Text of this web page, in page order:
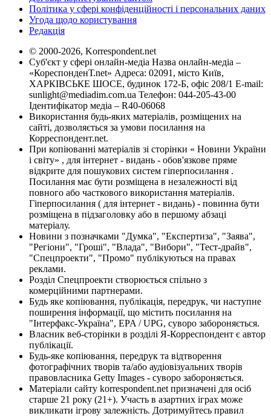
Політика у сфері конфіденційності і персональних даних
Угода щодо користування
Редакція
© 2000-2026, Korrespondent.net
Суб'єкт у сфері онлайн-медіа Назва онлайн-медіа –
«КореспонденТ.net» Адреса: 02091, місто Київ,
ХАРКІВСЬКЕ ШОСЕ, будинок 172-Б, офіс 208/1 E-mail:
sunlight@mediadim.com.ua Телефон: 044-205-43-00
Ідентифікатор медіа – R40-06068
Використання будь-яких матеріалів, розміщених на
сайті, дозволяється за умови посилання на
Корреспондент.net.
При копіюванні матеріалів зі сторінки « Новини України
і світу» , для інтернет - видань - обов'язкове пряме
відкрите для пошукових систем гіперпосилання .
Посилання має бути розміщена в незалежності від
повного або часткового використання матеріалів.
Гіперпосилання ( для інтернет - видань) - повинна бути
розміщена в підзаголовку або в першому абзаці
матеріалу.
Новини з позначками "Думка", "Експертиза", "Заява",
"Регіони", "Гроші", "Влада", "Вибори", "Тест-драйв",
"Спецпроекти", "Промо" публікуються на правах
реклами.
Розділ Спецпроекти створюється спільно з
комерційними партнерами.
Будь яке копіювання, публікація, передрук, чи наступне
поширення інформації, що містить посилання на
"Інтерфакс-Україна", EPA / UPG, суворо забороняється.
Власник веб-сторінки в розділі Я-Корреспондент є автор
публікації.
Будь-яке копіювання, передрук та відтворення
фотографічних творів та/або аудіовізуальних творів
правовласника Getty Images - суворо забороняється.
Матеріали сайту korrespondent.net призначені для осіб
старше 21 року (21+). Участь в азартних іграх може
викликати ігрову залежність. Дотримуйтесь правил